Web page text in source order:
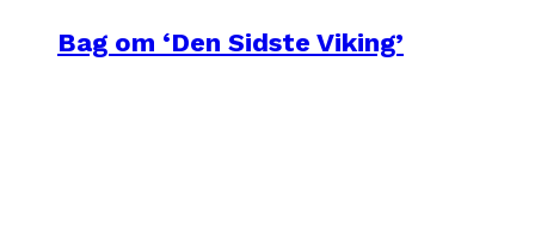
Bag om ‘Den Sidste Viking’